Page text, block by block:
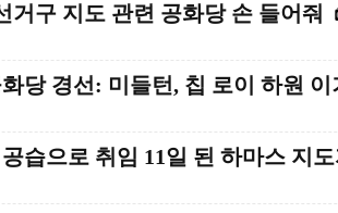
거구 지도 관련 공화당 손 들어줘
당 경선: 미들턴, 칩 로이 하원 이
습으로 취임 11일 된 하마스 지